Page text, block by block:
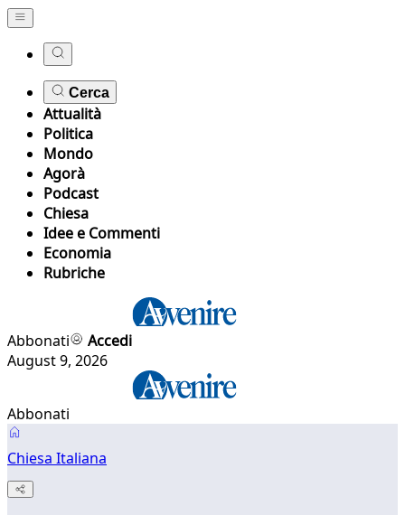
Cerca
Attualità
Politica
Mondo
Agorà
Podcast
Chiesa
Idee e Commenti
Economia
Rubriche
Abbonati
Accedi
August 9, 2026
Abbonati
Chiesa Italiana